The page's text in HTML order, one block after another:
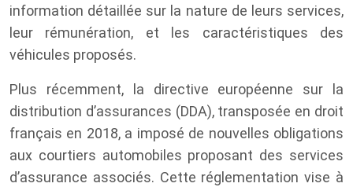
information détaillée sur la nature de leurs services,
leur rémunération, et les caractéristiques des
véhicules proposés.
Plus récemment, la directive européenne sur la
distribution d’assurances (DDA), transposée en droit
français en 2018, a imposé de nouvelles obligations
aux courtiers automobiles proposant des services
d’assurance associés. Cette réglementation vise à